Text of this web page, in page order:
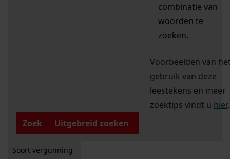
combinatie van
woorden te
zoeken.
Voorbeelden van
gebruik van deze
leestekens en meer
zoektips vindt u hier.
Zoek
Uitgebreid zoeken
Soort vergunning